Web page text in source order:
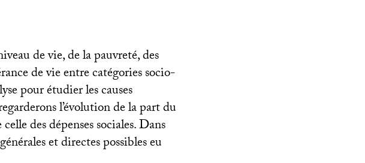
de vie, de la pauvreté, des
de vie entre catégories socio-
pour étudier les causes
l’évolution de la part du
des dépenses sociales. Dans
et directes possibles eu